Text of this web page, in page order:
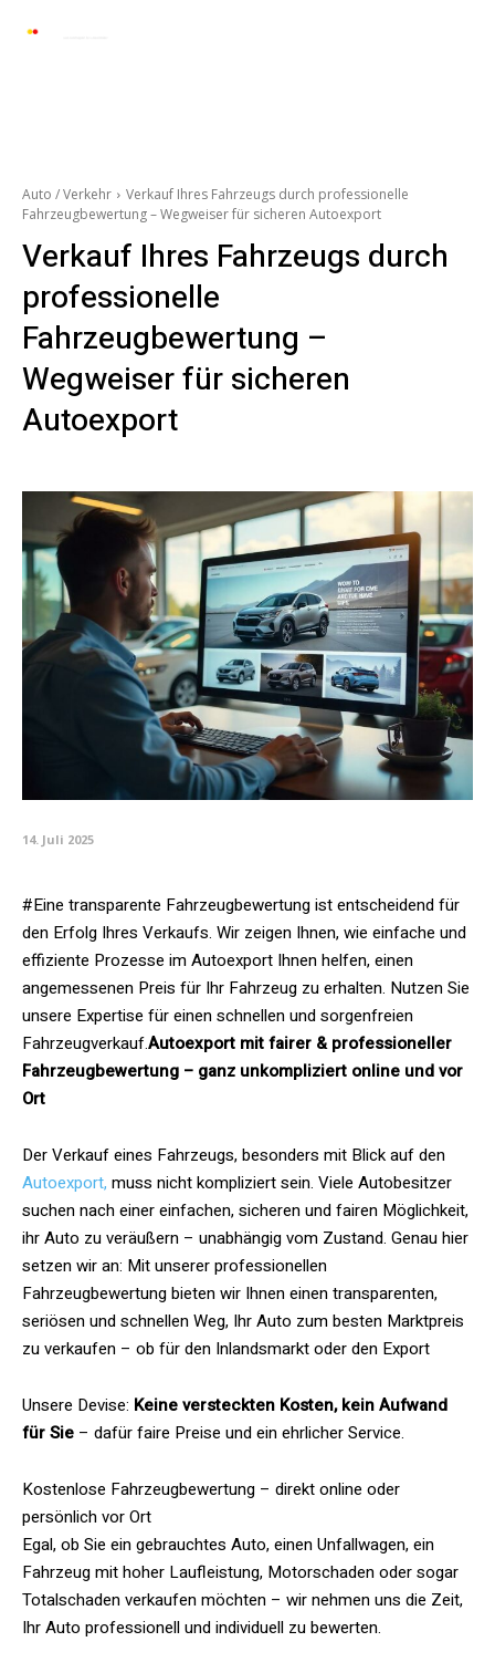
Auto / Verkehr
Verkauf Ihres Fahrzeugs durch professionelle
Fahrzeugbewertung – Wegweiser für sicheren Autoexport
Verkauf Ihres Fahrzeugs durch
professionelle
Fahrzeugbewertung –
Wegweiser für sicheren
Autoexport
14. Juli 2025
#Eine transparente Fahrzeugbewertung ist entscheidend für
den Erfolg Ihres Verkaufs. Wir zeigen Ihnen, wie einfache und
effiziente Prozesse im Autoexport Ihnen helfen, einen
angemessenen Preis für Ihr Fahrzeug zu erhalten. Nutzen Sie
unsere Expertise für einen schnellen und sorgenfreien
Fahrzeugverkauf.Autoexport mit fairer & professioneller
Fahrzeugbewertung – ganz unkompliziert online und vor
Ort
Der Verkauf eines Fahrzeugs, besonders mit Blick auf den
Autoexport, muss nicht kompliziert sein. Viele Autobesitzer
suchen nach einer einfachen, sicheren und fairen Möglichkeit,
ihr Auto zu veräußern – unabhängig vom Zustand. Genau hier
setzen wir an: Mit unserer professionellen
Fahrzeugbewertung bieten wir Ihnen einen transparenten,
seriösen und schnellen Weg, Ihr Auto zum besten Marktpreis
zu verkaufen – ob für den Inlandsmarkt oder den Export
Unsere Devise: Keine versteckten Kosten, kein Aufwand
für Sie – dafür faire Preise und ein ehrlicher Service.
Kostenlose Fahrzeugbewertung – direkt online oder
persönlich vor Ort
Egal, ob Sie ein gebrauchtes Auto, einen Unfallwagen, ein
Fahrzeug mit hoher Laufleistung, Motorschaden oder sogar
Totalschaden verkaufen möchten – wir nehmen uns die Zeit,
Ihr Auto professionell und individuell zu bewerten.